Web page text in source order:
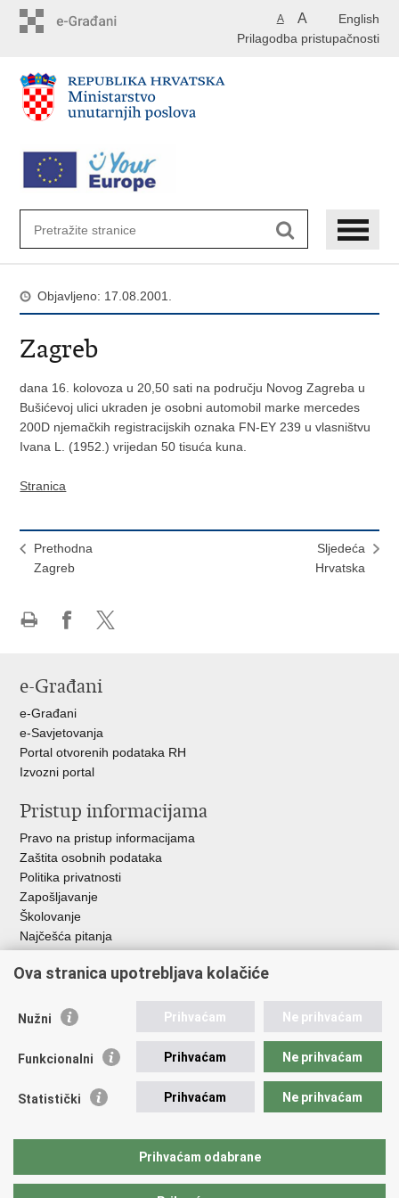
English
A A
Prilagodba pristupačnosti
Objavljeno: 17.08.2001.
Zagreb
dana 16. kolovoza u 20,50 sati na području Novog Zagreba u
Bušićevoj ulici ukraden je osobni automobil marke mercedes
200D njemačkih registracijskih oznaka FN-EY 239 u vlasništvu
Ivana L. (1952.) vrijedan 50 tisuća kuna.
Stranica
Prethodna
Zagreb
Sljedeća
Hrvatska
Facebooku
X-
e-Građani
e-Građani
e-Savjetovanja
Portal otvorenih podataka RH
Izvozni portal
Pristup informacijama
Pravo na pristup informacijama
Zaštita osobnih podataka
Politika privatnosti
Zapošljavanje
Školovanje
Najčešća pitanja
Važne poveznice
EMN Nacionalna kontaktna točka za Republiku Hrvatsku
Policijska akademija
Zaklada policijske solidarnosti
Udruge
Ova stranica upotrebljava kolačiće
Nužni Prihvaćam Ne prihvaćam
Funkcionalni Prihvaćam Ne prihvaćam
Statistički Prihvaćam Ne prihvaćam
Prihvaćam odabrane